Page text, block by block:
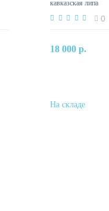
кавказская липа
0
18 000 р.В корзину